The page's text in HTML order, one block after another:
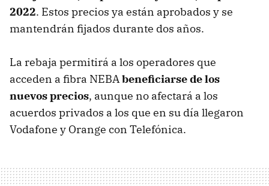
2022. Estos precios ya están aprobados y se
mantendrán fijados durante dos años.
La rebaja permitirá a los operadores que
acceden a fibra NEBAbeneficiarse de los
nuevos precios, aunque no afectará a los
acuerdos privados a los que en su día llegaron
Vodafone y Orange con Telefónica.